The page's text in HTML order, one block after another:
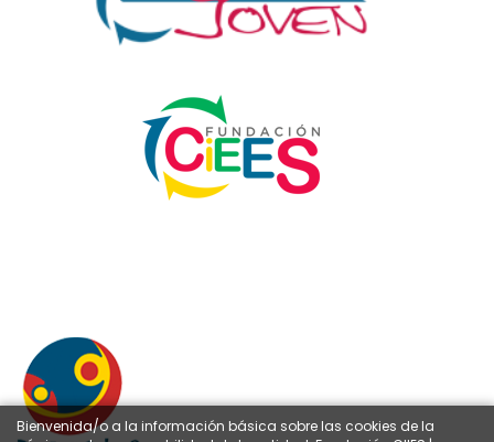
Bienvenida/o a la información básica sobre las cookies de la